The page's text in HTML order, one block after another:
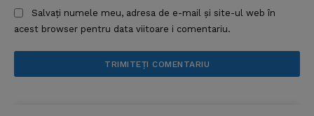
Salvați numele meu, adresa de e-mail și site-ul web în
acest browser pentru data viitoare i comentariu.